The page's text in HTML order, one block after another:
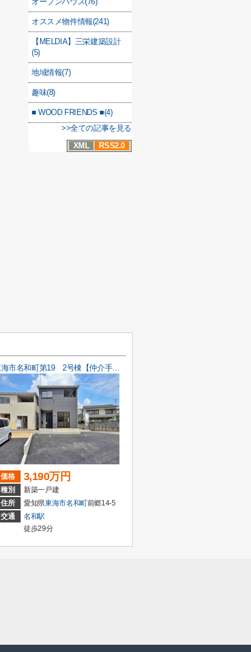
オススメ物件情報(241)
【MELDIA】三栄建築設計
(5)
地域情報(7)
趣味(8)
■ WOOD FRIENDS ■(4)
>>全ての記事を見る
XML
RSS2.0
東海市名和町第19 2号棟【仲介手数料0円】
価格 3,190万円
種別
新築一戸建
住所
愛知県東海市名和町前郷14-5
交通
名和駅
徒歩29分